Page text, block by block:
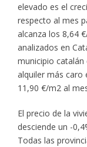
elevado es el
respecto al mes
alcanza los 8,64
analizados en
municipio catalán
alquiler más caro
11,90 €/m2 al
El precio de la
desciende un -
Todas las